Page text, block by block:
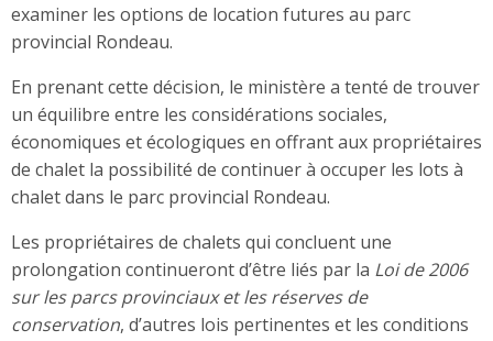
examiner les options de location futures au parc
provincial Rondeau.
En prenant cette décision, le ministère a tenté de trouver
un équilibre entre les considérations sociales,
économiques et écologiques en offrant aux propriétaires
de chalet la possibilité de continuer à occuper les lots à
chalet dans le parc provincial Rondeau.
Les propriétaires de chalets qui concluent une
prolongation continueront d’être liés par la Loi de 2006
sur les parcs provinciaux et les réserves de
conservation, d’autres lois pertinentes et les conditions